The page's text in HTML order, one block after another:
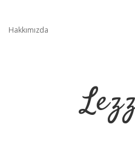
Hakkımızda